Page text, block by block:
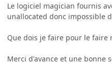
Le logiciel magician fournis
unallocated donc impossible
Que dois je faire pour le faire
Merci d'avance et une bonne